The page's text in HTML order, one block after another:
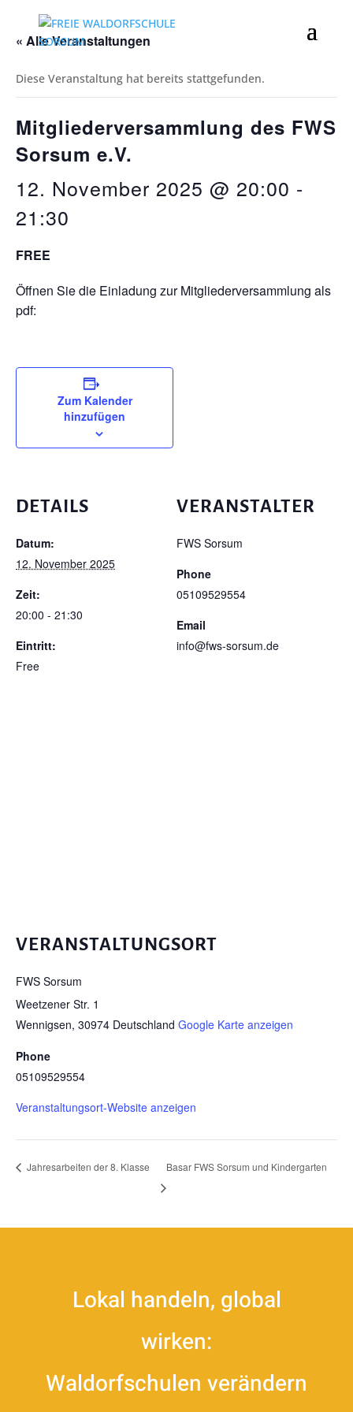
« Alle Veranstaltungen
Diese Veranstaltung hat bereits stattgefunden.
Mitgliederversammlung des FWS
Sorsum e.V.
12. November 2025 @ 20:00 -
21:30
FREE
Öffnen Sie die Einladung zur Mitgliederversammlung als
pdf:
Zum Kalender
hinzufügen
DETAILS
Datum:
12. November 2025
Zeit:
20:00 - 21:30
Eintritt:
Free
VERANSTALTER
FWS Sorsum
Phone
05109529554
Email
info@fws-sorsum.de
VERANSTALTUNGSORT
FWS Sorsum
Weetzener Str. 1
Wennigsen, 30974 Deutschland Google Karte anzeigen
Phone
05109529554
Veranstaltungsort-Website anzeigen
Jahresarbeiten der 8. Klasse Basar FWS Sorsum und Kindergarten
Lokal handeln, global
wirken:
Waldorfschulen verändern